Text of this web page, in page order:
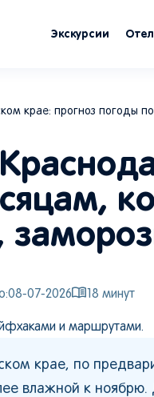
Экскурсии
крае: прогноз погоды
08-07-2026 18 минут
и маршрутами.
крае, по
влажной к